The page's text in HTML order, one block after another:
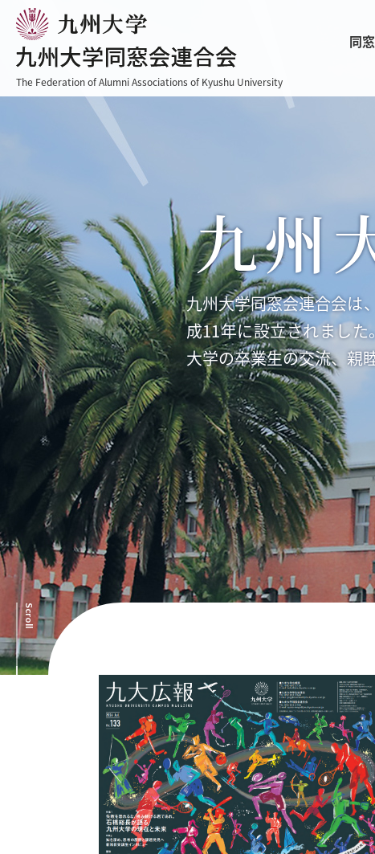
The Federation of Alumni Associations of Kyushu University
同
九州
九州大学同窓会連合会は
成11年に設立されまし
大学の卒業生の交流、親
Scroll